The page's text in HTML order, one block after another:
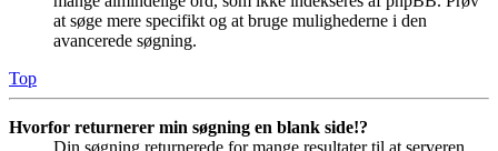
at søge mere specifikt og at bruge mulighederne i den
avancerede søgning.
Top
Hvorfor returnerer min søgning en blank side!?
Din søgning returnerede for mange resultater til at serveren